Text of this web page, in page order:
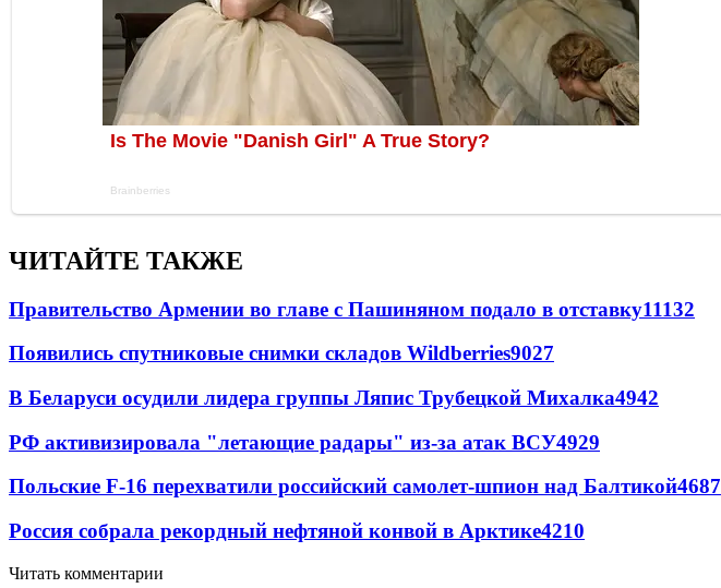
ЧИТАЙТЕ ТАКЖЕ
Правительство Армении во главе с Пашиняном подало в отставку11132
Появились спутниковые снимки складов Wildberries9027
В Беларуси осудили лидера группы Ляпис Трубецкой Михалка4942
РФ активизировала "летающие радары" из-за атак ВСУ4929
Польские F-16 перехватили российский самолет-шпион над Балтикой4687
Россия собрала рекордный нефтяной конвой в Арктике4210
Читать комментарии